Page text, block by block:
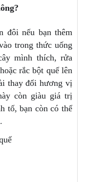
đôi nếu bạn thêm
trong thức uống
mình thích, rửa
rắc bột quế lên
thay đổi hương vị
còn giàu giá trị
tố, bạn còn có thể